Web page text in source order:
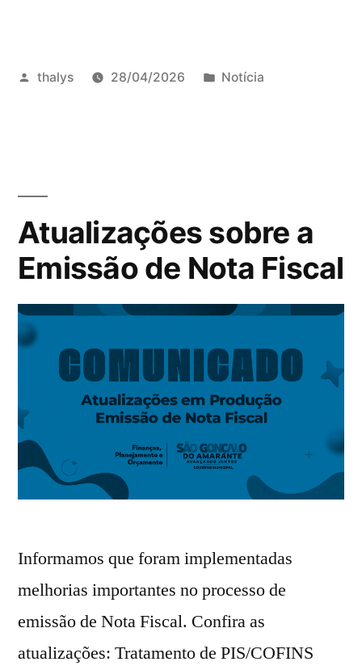
thalys 28/04/2026 Notícia
Atualizações sobre a
Emissão de Nota Fiscal
Informamos que foram implementadas
melhorias importantes no processo de
emissão de Nota Fiscal. Confira as
atualizações: Tratamento de PIS/COFINS